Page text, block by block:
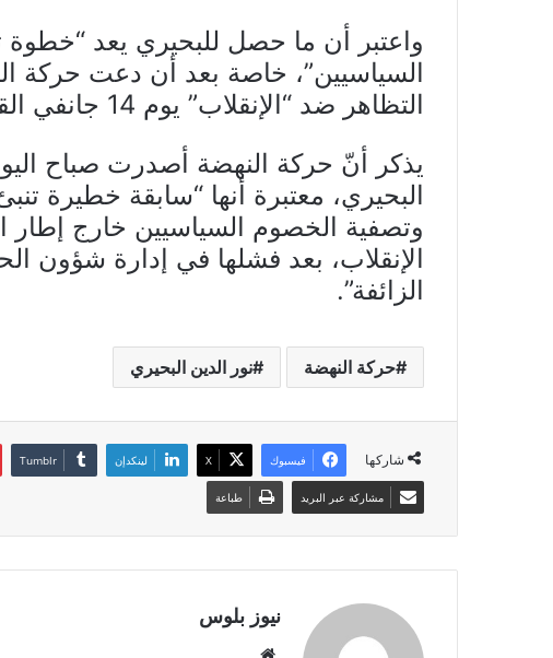
واعتبر أن ما حصل للبحيري يعد
السياسيين”، خاصة بعد أن دعت حركة
التظاهر ضد “الإنقلاب” يوم 14 جانفي القادم.
يذكر أنّ حركة النهضة أصدرت صباح
البحيري، معتبرة أنها “سابقة خطيرة
وتصفية الخصوم السياسيين خارج
الإنقلاب، بعد فشلها في إدارة شؤون
الزائفة”.
حركة النهضة نور الدين البحيري
شاركها فيسبوك X لينكدإن
مشاركة عبر البريد طباعة
نيوز بلوس